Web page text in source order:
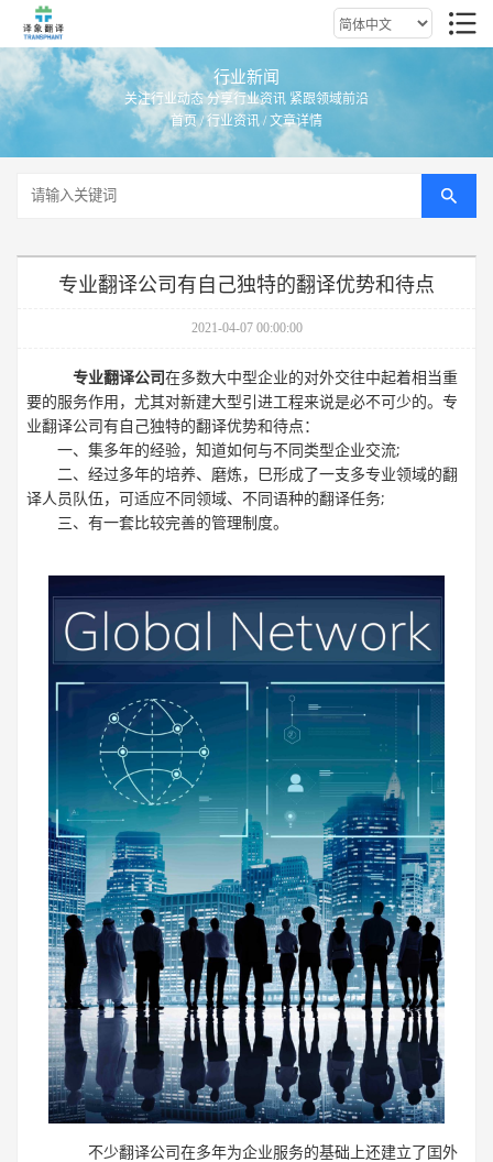
行业新闻
关注行业动态 分享行业资讯 紧跟领域前沿
首页/行业资讯 / 文章详情
专业翻译公司有自己独特的翻译优势和待点
2021-04-07 00:00:00
专业翻译公司在多数大中型企业的对外交往中起着相当重
要的服务作用，尤其对新建大型引进工程来说是必不可少的。专
业翻译公司有自己独特的翻译优势和待点：
一、集多年的经验，知道如何与不同类型企业交流;
二、经过多年的培养、磨炼，巳形成了一支多专业领域的翻
译人员队伍，可适应不同领域、不同语种的翻译任务;
三、有一套比较完善的管理制度。
不少翻译公司在多年为企业服务的基础上还建立了囯外